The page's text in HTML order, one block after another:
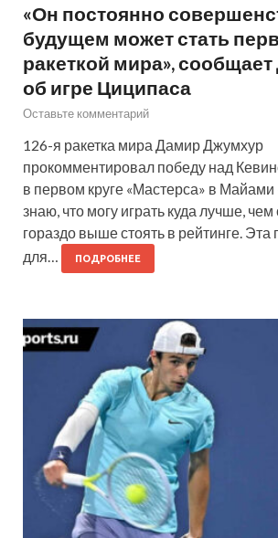
«Он постоянно
будущем может стать
ракеткой мира»,
об игре Циципаса
Оставьте комментарий
126-я ракетка мира Дамир Джумхур
прокомментировал победу над
в первом круге «Мастерса» в Майами
знаю, что могу играть куда лучше,
гораздо выше стоять в рейтинге. Эта
для…
ПОДРОБНЕЕ